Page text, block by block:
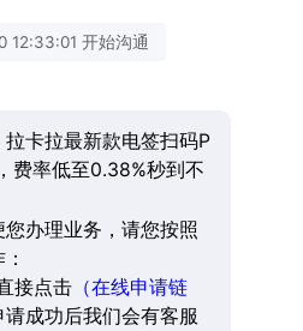
12:33:01 开始沟通
卡拉最新款电签扫码P
费率低至0.38%秒到不
办理业务，请您按照
接点击（在线申请链
成功后我们会有客服